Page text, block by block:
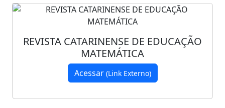
REVISTA CATARINENSE DE EDUCAÇÃO
MATEMÁTICA
Acessar (Link Externo)